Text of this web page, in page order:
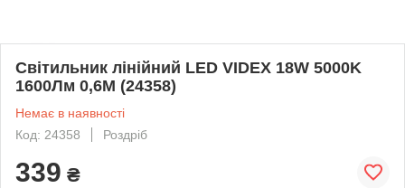
Світильник лінійний LED VIDEX 18W 5000K
1600Лм 0,6М (24358)
Немає в наявності
Код: 24358
Роздріб
339 ₴